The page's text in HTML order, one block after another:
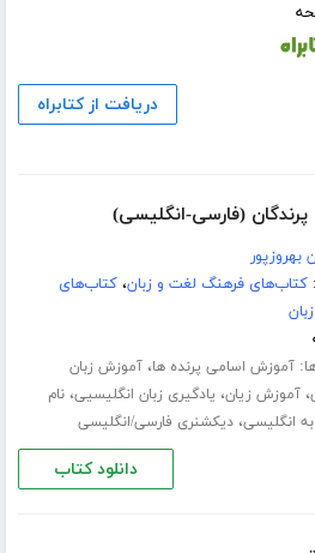
دریافت از کتابراه
(فارسی-انگلیسی)
بهروزپور
کتاب‌های فرهنگ لغت و زبان،کتاب‌های
آموزش اسامی پرنده ها،آموزش زبان
،آموزش زیان، یادگیری زبان انگلیسیی،نام
به انگلیسی،دیکشنری فارسی/انگلیسی
دانلود کتاب